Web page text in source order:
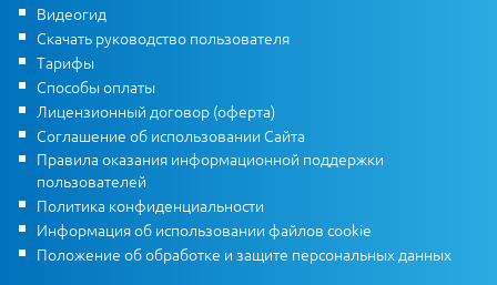
Видеогид
Скачать руководство пользователя
Тарифы
Способы оплаты
Лицензионный договор (оферта)
Соглашение об использовании Сайта
Правила оказания информационной поддержки
пользователей
Политика конфиденциальности
Информация об использовании файлов cookie
Положение об обработке и защите персональных данных